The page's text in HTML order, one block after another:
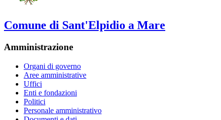
Comune di Sant'Elpidio a Mare
Amministrazione
Organi di governo
Aree amministrative
Uffici
Enti e fondazioni
Politici
Personale amministrativo